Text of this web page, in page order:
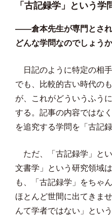
「古記録学」という学
——倉本先生が専門とされ
どんな学問なのでしょう
日記のように特定の相
でも、比較的古い時代の
が、これがどういうふう
する。記事の内容ではな
を追究する学問を「古記
ただ、「古記録学」と
文書学」という研究領域
も、「古記録学」をちゃ
ほとんど世間に出てきま
んて学者ではない」とい